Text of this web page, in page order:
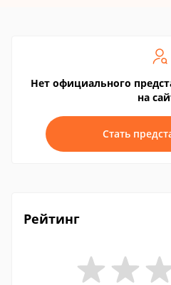
Нет официального
на
Стать
Рейтинг